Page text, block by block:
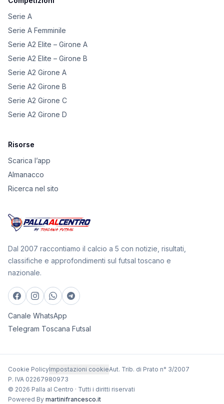
Serie A
Serie A Femminile
Serie A2 Elite – Girone A
Serie A2 Elite – Girone B
Serie A2 Girone A
Serie A2 Girone B
Serie A2 Girone C
Serie A2 Girone D
Risorse
Scarica l’app
Almanacco
Ricerca nel sito
Dal 2007 raccontiamo il calcio a 5 con notizie, risultati,
classifiche e approfondimenti sul futsal toscano e
nazionale.
Canale WhatsApp
Telegram Toscana Futsal
Cookie PolicyImpostazioni cookieAut. Trib. di Prato n° 3/2007
P. IVA 02267980973
© 2026 Palla al Centro · Tutti i diritti riservati
Powered By martinifrancesco.it